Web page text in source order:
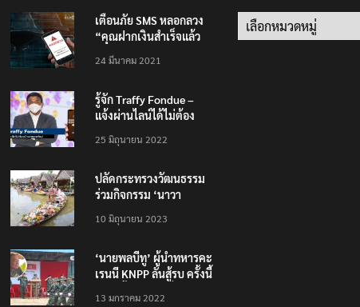
เตือนภัย SMS หลอกลวง
“คุณฝากเงินสำเร็จแล้ว
200,000 บาท”
24 มีนาคม 2021
รู้จัก Traffy Fondue –
แจ้งผ่านไลน์ได้ไม่ต้อง
ทั่วไทย ไม่ใช่แค่ในกรุง
25 มิถุนายน 2022
ปลัดกระทรวงวัฒนธรรม
ร่วมกิจกรรม ‘นาวา
ตักบาตรทางน้ำ
10 มิถุนายน 2023
‘นายพลบีทู’ ผู้นำทหารคะ
เรนนี KNPP ลั่นสู้รบ ครั้งนี้
13 มกราคม 2022
Categories